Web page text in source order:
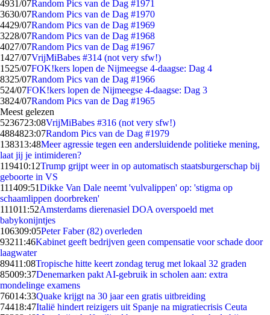
4931/07Random Pics van de Dag #1971
3630/07Random Pics van de Dag #1970
4429/07Random Pics van de Dag #1969
3228/07Random Pics van de Dag #1968
4027/07Random Pics van de Dag #1967
1427/07VrijMiBabes #314 (not very sfw!)
1525/07FOK!kers lopen de Nijmeegse 4-daagse: Dag 4
8325/07Random Pics van de Dag #1966
524/07FOK!kers lopen de Nijmeegse 4-daagse: Dag 3
3824/07Random Pics van de Dag #1965
Meest gelezen
5236723:08VrijMiBabes #316 (not very sfw!)
4884823:07Random Pics van de Dag #1979
138313:48Meer agressie tegen een andersluidende politieke mening,
laat jij je intimideren?
119410:12Trump grijpt weer in op automatisch staatsburgerschap bij
geboorte in VS
111409:51Dikke Van Dale neemt 'vulvalippen' op: 'stigma op
schaamlippen doorbreken'
111011:52Amsterdams dierenasiel DOA overspoeld met
babykonijntjes
106309:05Peter Faber (82) overleden
93211:46Kabinet geeft bedrijven geen compensatie voor schade door
laagwater
89411:08Tropische hitte keert zondag terug met lokaal 32 graden
85009:37Denemarken pakt AI-gebruik in scholen aan: extra
mondelinge examens
76014:33Quake krijgt na 30 jaar een gratis uitbreiding
74418:47Italië hindert reizigers uit Spanje na migratiecrisis Ceuta